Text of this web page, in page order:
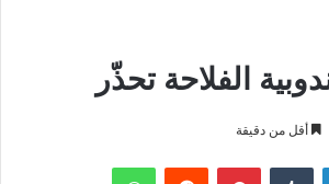
الفلاحة تحذّر
أقل من دقيقة
لينكدإن بينتيريست واتساب